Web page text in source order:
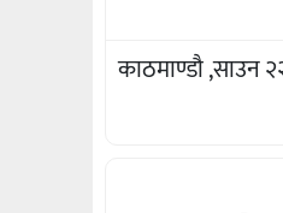
काठमाण्डौ ,साउन